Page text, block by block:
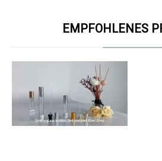
EMPFOHLENES